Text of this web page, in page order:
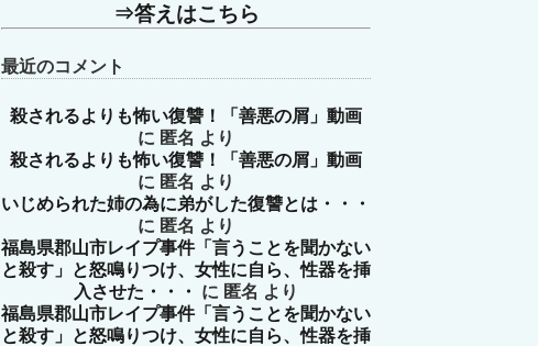
⇒答えはこちら
最近のコメント
殺されるよりも怖い復讐！「善悪の屑」動画
に 匿名 より
殺されるよりも怖い復讐！「善悪の屑」動画
に 匿名 より
いじめられた姉の為に弟がした復讐とは・・・
に 匿名 より
福島県郡山市レイプ事件「言うことを聞かない
と殺す」と怒鳴りつけ、女性に自ら、性器を挿
入させた・・・
に 匿名 より
福島県郡山市レイプ事件「言うことを聞かない
と殺す」と怒鳴りつけ、女性に自ら、性器を挿